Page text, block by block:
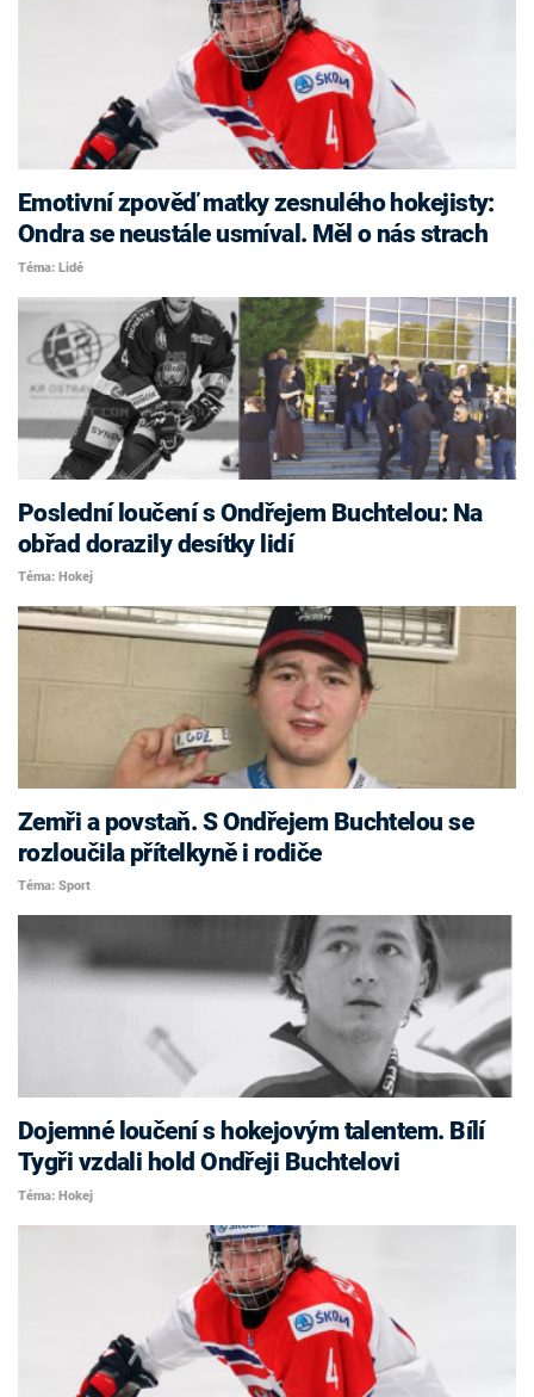
Emotivní zpověď matky zesnulého hokejisty:
Ondra se neustále usmíval. Měl o nás strach
Téma: Lidé
Poslední loučení s Ondřejem Buchtelou: Na
obřad dorazily desítky lidí
Téma: Hokej
Zemři a povstaň. S Ondřejem Buchtelou se
rozloučila přítelkyně i rodiče
Téma: Sport
Dojemné loučení s hokejovým talentem. Bílí
Tygři vzdali hold Ondřeji Buchtelovi
Téma: Hokej